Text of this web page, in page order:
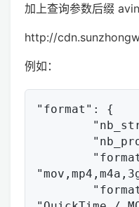
加上查询参数后缀
http://
例如：
"format": {